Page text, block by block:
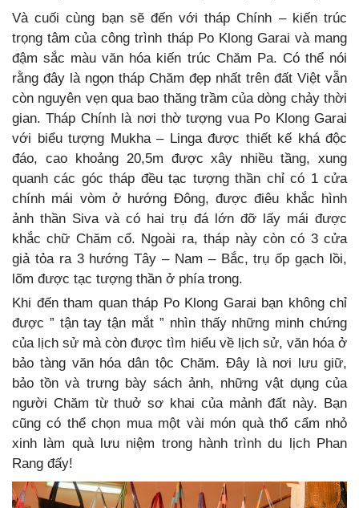
Và cuối cùng bạn sẽ đến với tháp Chính – kiến trúc
trọng tâm của công trình tháp Po Klong Garai và mang
đậm sắc màu văn hóa kiến trúc Chăm Pa. Có thể nói
rằng đây là ngọn tháp Chăm đẹp nhất trên đất Việt vẫn
còn nguyên vẹn qua bao thăng trầm của dòng chảy thời
gian. Tháp Chính là nơi thờ tượng vua Po Klong Garai
với biểu tượng Mukha – Linga được thiết kế khá độc
đáo, cao khoảng 20,5m được xây nhiều tầng, xung
quanh các góc tháp đều tạc tượng thần chỉ có 1 cửa
chính mái vòm ở hướng Đông, được điêu khắc hình
ảnh thần Siva và có hai trụ đá lớn đỡ lấy mái được
khắc chữ Chăm cổ. Ngoài ra, tháp này còn có 3 cửa
giả tỏa ra 3 hướng Tây – Nam – Bắc, trụ ốp gạch lồi,
lõm được tạc tượng thần ở phía trong.
Khi đến tham quan tháp Po Klong Garai bạn không chỉ
được ” tận tay tận mắt ” nhìn thấy những minh chứng
của lịch sử mà còn được tìm hiểu về lịch sử, văn hóa ở
bảo tàng văn hóa dân tộc Chăm. Đây là nơi lưu giữ,
bảo tồn và trưng bày sách ảnh, những vật dụng của
người Chăm từ thuở sơ khai của mảnh đất này. Bạn
cũng có thể chọn mua một vài món quà thổ cẩm nhỏ
xinh làm quà lưu niệm trong hành trình du lịch Phan
Rang đấy!